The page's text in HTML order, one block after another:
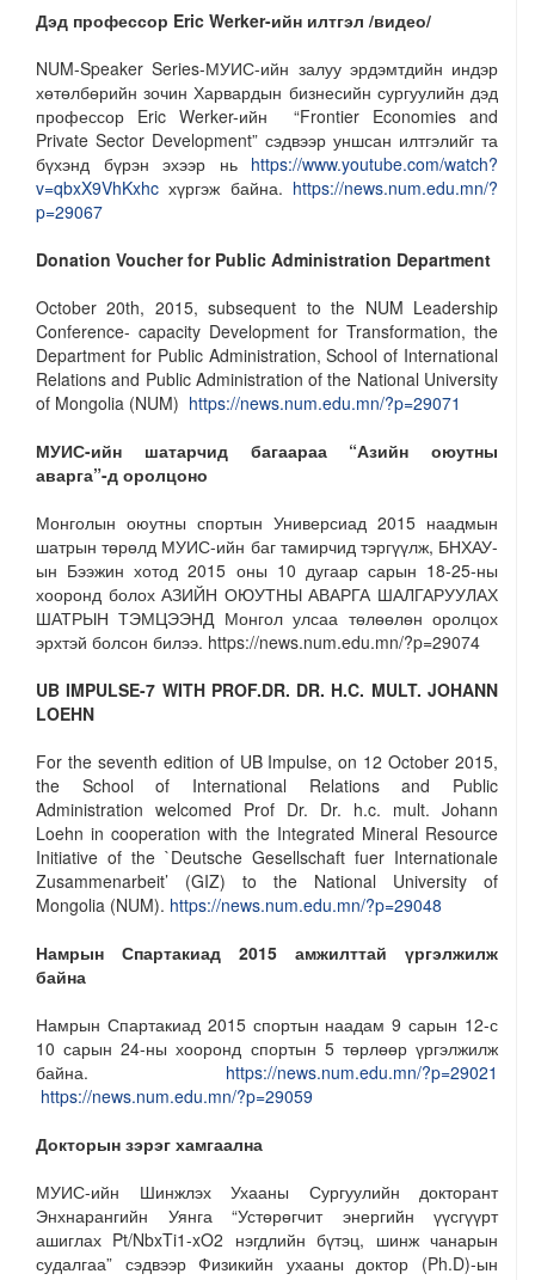
Дэд профессор Eric Werker-ийн илтгэл /видео/
NUM-Speaker Series-МУИС-ийн залуу эрдэмтдийн индэр
хөтөлбөрийн зочин Харвардын бизнесийн сургуулийн дэд
профессор Eric Werker-ийн “Frontier Economies and
Private Sector Development” сэдвээр уншсан илтгэлийг та
бүхэнд бүрэн эхээр нь https://www.youtube.com/watch?
v=qbxX9VhKxhc хүргэж байна. https://news.num.edu.mn/?
p=29067
Donation Voucher for Public Administration Department
October 20th, 2015, subsequent to the NUM Leadership
Conference- capacity Development for Transformation, the
Department for Public Administration, School of International
Relations and Public Administration of the National University
of Mongolia (NUM) https://news.num.edu.mn/?p=29071
МУИС-ийн шатарчид багаараа “Азийн оюутны
аварга”-д оролцоно
Монголын оюутны спортын Универсиад 2015 наадмын
шатрын төрөлд МУИС-ийн баг тамирчид тэргүүлж, БНХАУ-
ын Бээжин хотод 2015 оны 10 дугаар сарын 18-25-ны
хооронд болох АЗИЙН ОЮУТНЫ АВАРГА ШАЛГАРУУЛАХ
ШАТРЫН ТЭМЦЭЭНД Монгол улсаа төлөөлөн оролцох
эрхтэй болсон билээ. https://news.num.edu.mn/?p=29074
UB IMPULSE-7 WITH PROF.DR. DR. H.C. MULT. JOHANN
LOEHN
For the seventh edition of UB Impulse, on 12 October 2015,
the School of International Relations and Public
Administration welcomed Prof Dr. Dr. h.c. mult. Johann
Loehn in cooperation with the Integrated Mineral Resource
Initiative of the `Deutsche Gesellschaft fuer Internationale
Zusammenarbeit’ (GIZ) to the National University of
Mongolia (NUM). https://news.num.edu.mn/?p=29048
Намрын Спартакиад 2015 амжилттай үргэлжилж
байна
Намрын Спартакиад 2015 спортын наадам 9 сарын 12-с
10 сарын 24-ны хооронд спортын 5 төрлөөр үргэлжилж
байна. https://news.num.edu.mn/?p=29021
https://news.num.edu.mn/?p=29059
Докторын зэрэг хамгаална
МУИС-ийн Шинжлэх Ухааны Сургуулийн докторант
Энхнарангийн Уянга “Устөрөгчит энергийн үүсгүүрт
ашиглах Pt/NbxTi1-xO2 нэгдлийн бүтэц, шинж чанарын
судалгаа” сэдвээр Физикийн ухааны доктор (Ph.D)-ын